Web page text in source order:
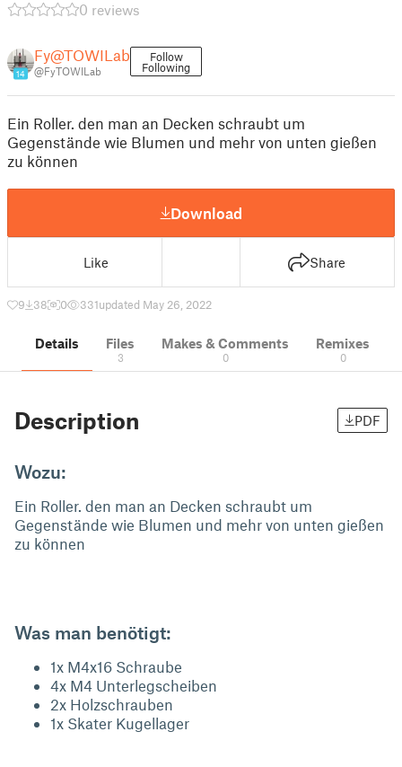
0 reviews
14
Fy@TOWILab
@FyTOWILab
Follow
Following
Ein Roller. den man an Decken schraubt um
Gegenstände wie Blumen und mehr von unten gießen
zu können
Download
Like Share
9 38 0 331updated May 26, 2022
Details Files
3
Makes & Comments
0
Remixes
0
Description PDF
Wozu:
Ein Roller. den man an Decken schraubt um
Gegenstände wie Blumen und mehr von unten gießen
zu können
Was man benötigt:
1x M4x16 Schraube
4x M4 Unterlegscheiben
2x Holzschrauben
1x Skater Kugellager